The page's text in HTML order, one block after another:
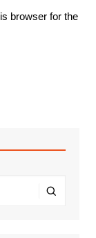
browser for the